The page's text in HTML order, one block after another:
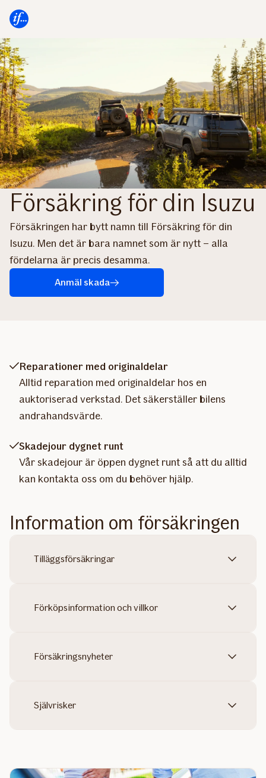
direkt
sidans
huvudmenyn
direkt
sidans
innehåll
Försäkring för din Isuzu
Försäkringen har bytt namn till Försäkring för din
Isuzu. Men det är bara namnet som är nytt – alla
fördelarna är precis desamma.
Anmäl skada
Reparationer med originaldelar
Alltid reparation med originaldelar hos en
auktoriserad verkstad. Det säkerställer bilens
andrahandsvärde.
Skadejour dygnet runt
Vår skadejour är öppen dygnet runt så att du alltid
kan kontakta oss om du behöver hjälp.
Information om försäkringen
Tilläggsförsäkringar
Förköpsinformation och villkor
Försäkringsnyheter
Självrisker